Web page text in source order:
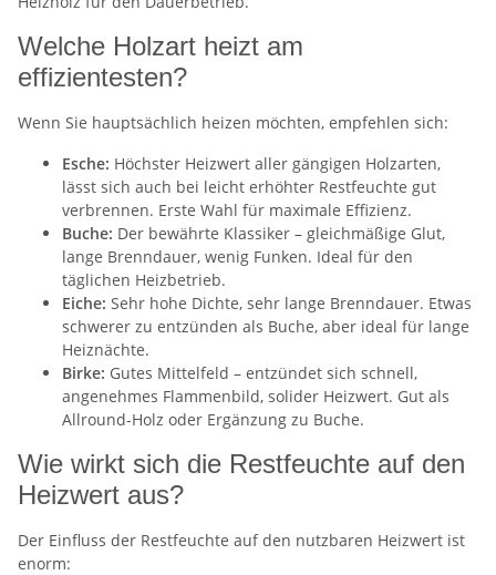
Welche Holzart heizt am
effizientesten?
Wenn Sie hauptsächlich heizen möchten, empfehlen sich:
Esche: Höchster Heizwert aller gängigen Holzarten,
lässt sich auch bei leicht erhöhter Restfeuchte gut
verbrennen. Erste Wahl für maximale Effizienz.
Buche: Der bewährte Klassiker – gleichmäßige Glut,
lange Brenndauer, wenig Funken. Ideal für den
täglichen Heizbetrieb.
Eiche: Sehr hohe Dichte, sehr lange Brenndauer. Etwas
schwerer zu entzünden als Buche, aber ideal für lange
Heiznächte.
Birke: Gutes Mittelfeld – entzündet sich schnell,
angenehmes Flammenbild, solider Heizwert. Gut als
Allround-Holz oder Ergänzung zu Buche.
Wie wirkt sich die Restfeuchte auf den
Heizwert aus?
Der Einfluss der Restfeuchte auf den nutzbaren Heizwert ist
enorm: